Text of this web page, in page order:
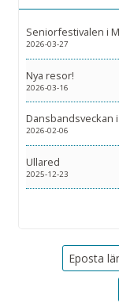
Seniorfestivalen i
2026-03-27
Nya resor!
2026-03-16
Dansbandsveckan
2026-02-06
Ullared
2025-12-23
Facebook
Eposta